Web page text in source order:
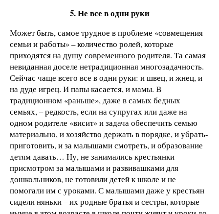
5. Не все в одни руки
Может быть, самое трудное в проблеме «совмещения
семьи и работы» – количество ролей, которые
приходятся на душу современного родителя. Та самая
невиданная доселе нетрадиционная многозадачность.
Сейчас чаще всего все в одни руки: и швец, и жнец, и
на дуде игрец. И папы касается, и мамы. В
традиционном «раньше», даже в самых бедных
семьях, – редкость, если на супругах или даже на
одном родителе «висит» и задача обеспечить семью
материально, и хозяйство держать в порядке, и убрать-
приготовить, и за малышами смотреть, и образование
детям давать… Ну, не занимались крестьянки
присмотром за малышами и развивашками для
дошкольников, не готовили детей к школе и не
помогали им с уроками. С малышами даже у крестьян
сидели няньки – их родные братья и сестры, которые